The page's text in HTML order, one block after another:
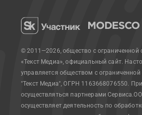
© 2011—2026, общество с ограниченной
«Текст Медиа», официальный сайт.
управляется обществом с ограниченной
"Текст Медиа", ОГРН 1163668076550.
осуществляться партнерами Сервиса.
осуществляет деятельность по